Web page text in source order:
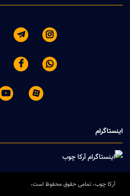






اینستاگرام
آرکا چوب، تمامی حقوق محفوظ است،